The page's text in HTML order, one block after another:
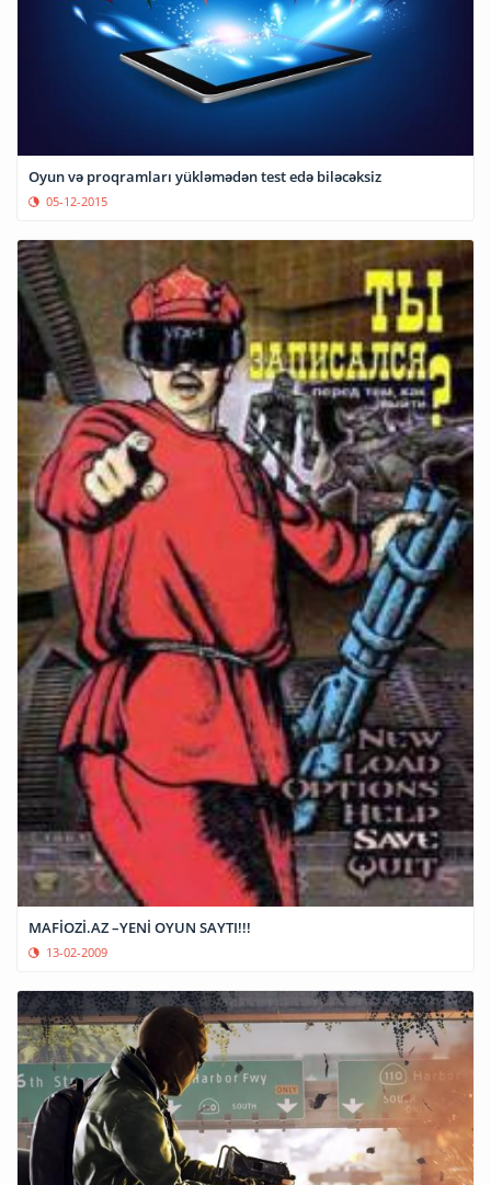
Oyun və proqramları yükləmədən test edə biləcəksiz
05-12-2015
MAFİOZİ.AZ –YENİ OYUN SAYTI!!!
13-02-2009